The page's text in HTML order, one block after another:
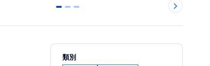
0 1 2
類別